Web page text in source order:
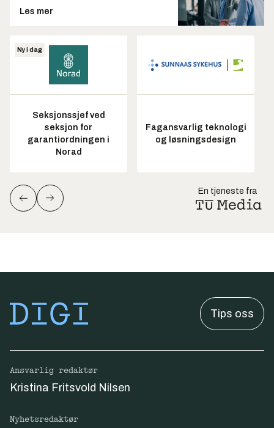
Les mer
Ny i dag
Seksjonssjef ved
seksjon for
garantiordningen i
Norad
Fagansvarlig teknologi
og løsningsdesign
En tjeneste fra
Tips oss
Ansvarlig redaktør
Kristina Fritsvold Nilsen
Nyhetsredaktør